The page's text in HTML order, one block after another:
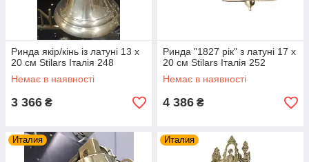
Ринда якір/кінь із латуні 13 х
20 см Stilars Італія 248
Немає в наявності
3 366 ₴
Ринда "1827 рік" з латуні 17 х
20 см Stilars Італія 252
Немає в наявності
4 386 ₴
Италия Италия